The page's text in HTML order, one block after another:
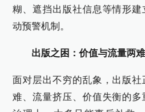
糊、遮挡出版社信息等情形建
动预警机制。
出版之困：价值与流量两
面对层出不穷的乱象，出版社
难、流量挤压、价值失衡的多